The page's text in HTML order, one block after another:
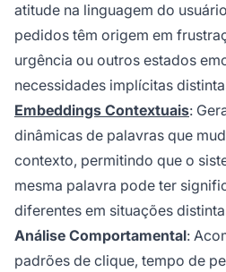
atitude na linguagem do
pedidos têm origem em
urgência ou outros estados
necessidades implícitas
Embeddings Contextuais:
dinâmicas de palavras que
contexto, permitindo que o
mesma palavra pode ter
diferentes em situações
Análise Comportamental:
padrões de clique, tempo de